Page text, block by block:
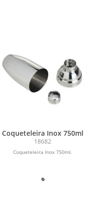
Coqueteleira Inox 750ml
18682
Coqueteleira Inox 750ml.